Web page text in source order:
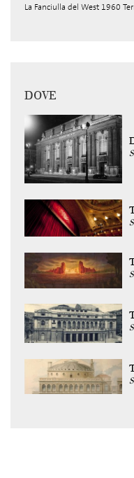
La Fanciulla del West 1960
DOVE